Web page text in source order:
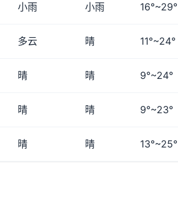
小雨 小雨 16°~29°
多云 晴 11°~24°
晴 晴 9°~24°
晴 晴 9°~23°
晴 晴 13°~25°